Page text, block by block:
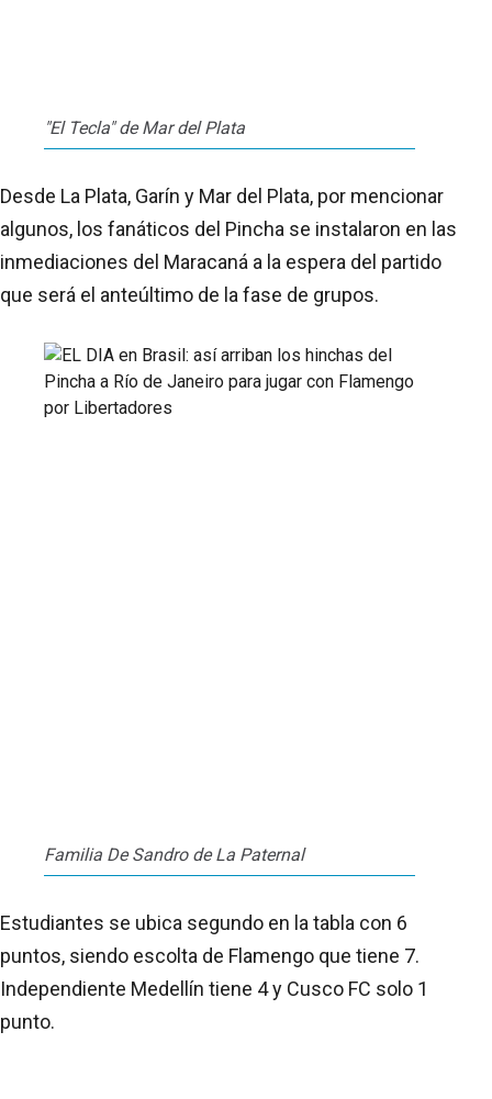
"El Tecla" de Mar del Plata
Desde La Plata, Garín y Mar del Plata, por mencionar
algunos, los fanáticos del Pincha se instalaron en las
inmediaciones del Maracaná a la espera del partido
que será el anteúltimo de la fase de grupos.
Familia De Sandro de La Paternal
Estudiantes se ubica segundo en la tabla con 6
puntos, siendo escolta de Flamengo que tiene 7.
Independiente Medellín tiene 4 y Cusco FC solo 1
punto.